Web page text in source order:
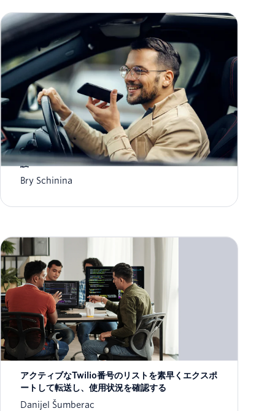
暗号化とマスキングによるTwilio Voiceの入力の保
護
Bry Schinina
アクティブなTwilio番号のリストを素早くエクスポ
ートして転送し、使用状況を確認する
Danijel Šumberac